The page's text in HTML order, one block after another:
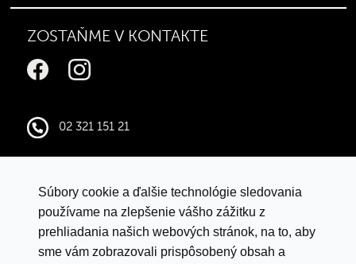
Súbory cookie a ďalšie technológie sledovania
používame na zlepšenie vášho zážitku z
prehliadania našich webových stránok, na to, aby
sme vám zobrazovali prispôsobený obsah a
ZOSTAŇME V KONTAKTE
02 321 151 21
Google mapy
VYHLÁSENIE O OCHRANE ÚDAJOV